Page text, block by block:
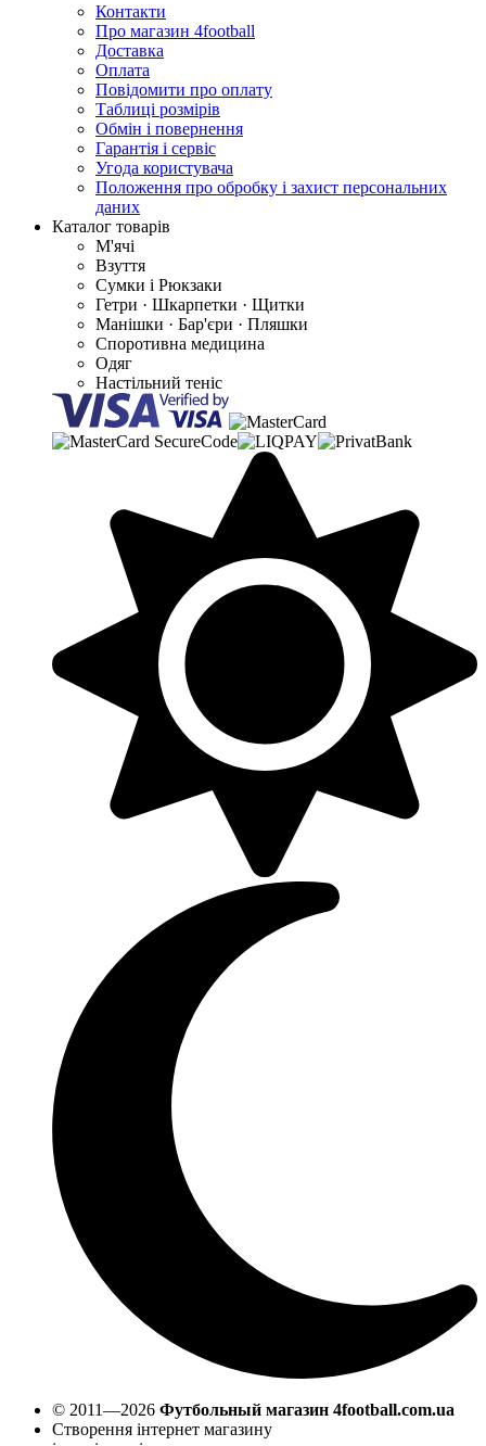
Контакти
Про магазин 4football
Доставка
Оплата
Повідомити про оплату
Таблиці розмірів
Обмін і повернення
Гарантія і сервіс
Угода користувача
Положення про обробку і захист персональних
даних
Каталог товарів
М'ячі
Взуття
Сумки і Рюкзаки
Гетри · Шкарпетки · Щитки
Манішки · Бар'єри · Пляшки
Споротивна медицина
Одяг
Настільний теніс
© 2011—2026 Футбольный магазин 4football.com.ua
Створення інтернет магазину